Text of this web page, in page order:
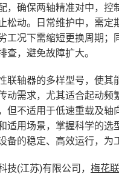
，确保两轴精准对中，控
松动。日常维护中，需
工况下需缩短更换周期；
查，避免故障扩大。
联轴器的多样型号，使其
动需求，尤其适合起动
但不适用于低速重载及
适用场景，掌握科学的选
备的稳定、高效运行，为
技(江苏)有限公司， 梅花